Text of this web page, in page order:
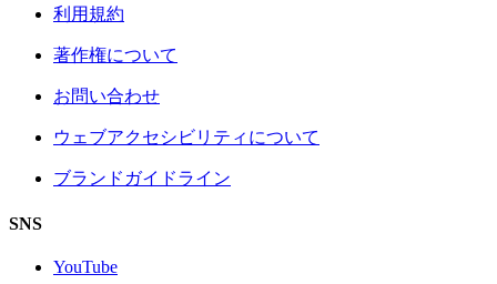
利用規約
著作権について
お問い合わせ
ウェブアクセシビリティについて
ブランドガイドライン
SNS
YouTube